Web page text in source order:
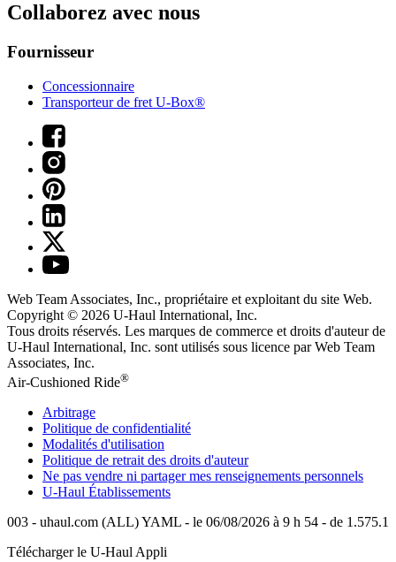
Collaborez avec nous
Fournisseur
Concessionnaire
Transporteur de fret U-Box®
Web Team Associates, Inc., propriétaire et exploitant du site Web.
Copyright © 2026 U-Haul International, Inc.
Tous droits réservés. Les marques de commerce et droits d'auteur de
U-Haul International, Inc. sont utilisés sous licence par Web Team
Associates, Inc.
Air-Cushioned Ride®
Arbitrage
Politique de confidentialité
Modalités d'utilisation
Politique de retrait des droits d'auteur
Ne pas vendre ni partager mes renseignements personnels
U-Haul Établissements
003 - uhaul.com (ALL) YAML - le 06/08/2026 à 9 h 54 - de 1.575.1
Télécharger le U-Haul Appli